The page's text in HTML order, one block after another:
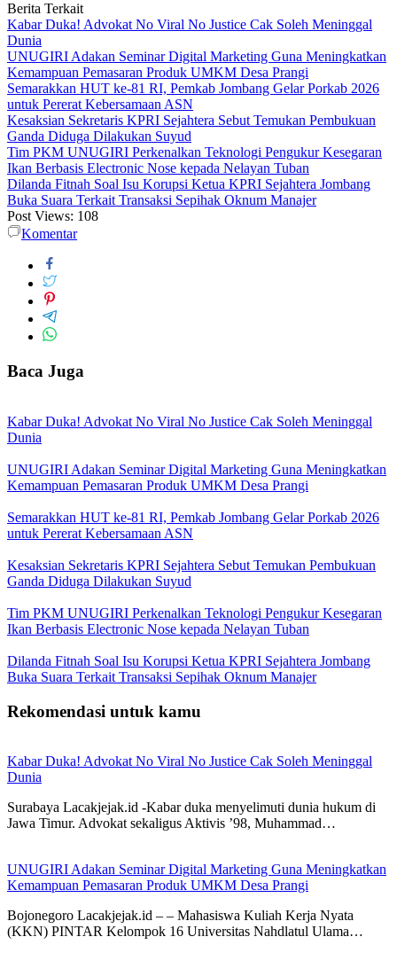
Berita Terkait
Kabar Duka! Advokat No Viral No Justice Cak Soleh Meninggal
Dunia
UNUGIRI Adakan Seminar Digital Marketing Guna Meningkatkan
Kemampuan Pemasaran Produk UMKM Desa Prangi
Semarakkan HUT ke-81 RI, Pemkab Jombang Gelar Porkab 2026
untuk Pererat Kebersamaan ASN
Kesaksian Sekretaris KPRI Sejahtera Sebut Temukan Pembukuan
Ganda Diduga Dilakukan Suyud
Tim PKM UNUGIRI Perkenalkan Teknologi Pengukur Kesegaran
Ikan Berbasis Electronic Nose kepada Nelayan Tuban
Dilanda Fitnah Soal Isu Korupsi Ketua KPRI Sejahtera Jombang
Buka Suara Terkait Transaksi Sepihak Oknum Manajer
Post Views: 108
Komentar
Baca Juga
Kabar Duka! Advokat No Viral No Justice Cak Soleh Meninggal
Dunia
UNUGIRI Adakan Seminar Digital Marketing Guna Meningkatkan
Kemampuan Pemasaran Produk UMKM Desa Prangi
Semarakkan HUT ke-81 RI, Pemkab Jombang Gelar Porkab 2026
untuk Pererat Kebersamaan ASN
Kesaksian Sekretaris KPRI Sejahtera Sebut Temukan Pembukuan
Ganda Diduga Dilakukan Suyud
Tim PKM UNUGIRI Perkenalkan Teknologi Pengukur Kesegaran
Ikan Berbasis Electronic Nose kepada Nelayan Tuban
Dilanda Fitnah Soal Isu Korupsi Ketua KPRI Sejahtera Jombang
Buka Suara Terkait Transaksi Sepihak Oknum Manajer
Rekomendasi untuk kamu
Kabar Duka! Advokat No Viral No Justice Cak Soleh Meninggal
Dunia
Surabaya Lacakjejak.id -Kabar duka menyelimuti dunia hukum di
Jawa Timur. Advokat sekaligus Aktivis ’98, Muhammad…
UNUGIRI Adakan Seminar Digital Marketing Guna Meningkatkan
Kemampuan Pemasaran Produk UMKM Desa Prangi
Bojonegoro Lacakjejak.id – – Mahasiswa Kuliah Kerja Nyata
(KKN) PINTAR Kelompok 16 Universitas Nahdlatul Ulama…